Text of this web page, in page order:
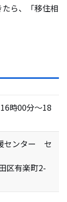
ら、「移住相
時00分～18
センター セ
区有楽町2-